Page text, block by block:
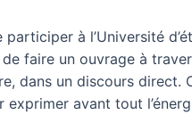
à l’Université
faire un ouvrage à
dans un discours direct.
avant tout